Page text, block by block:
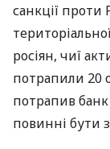
санкції проти
росіян, чиї
потрапили 20
потрапив банк
повинні бути